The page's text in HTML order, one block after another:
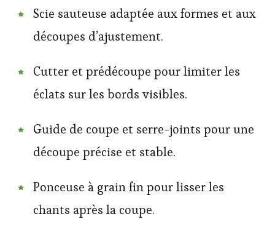
Scie sauteuse adaptée aux formes et aux
découpes d’ajustement.
Cutter et prédécoupe pour limiter les
éclats sur les bords visibles.
Guide de coupe et serre-joints pour une
découpe précise et stable.
Ponceuse à grain fin pour lisser les
chants après la coupe.